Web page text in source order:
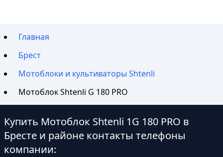
Главная
Брест
Мотоблоки и культиваторы Shtenli
Мотоблок Shtenli G 180 PRO
Купить Мотоблок Shtenli 1G 180 PRO в
Бресте и районе контакты телефоны
компании: